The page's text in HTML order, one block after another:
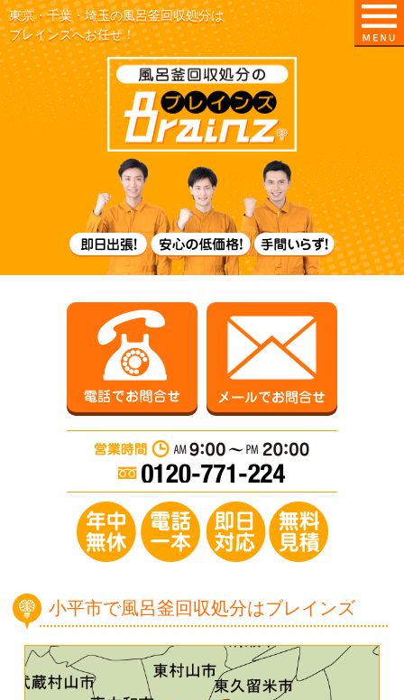
東京・千葉・埼玉の風呂釜回収処分は
ブレインズへお任せ！
即日出張！
電話でお問合せ
小平市で風呂釜回収処分はブレインズ